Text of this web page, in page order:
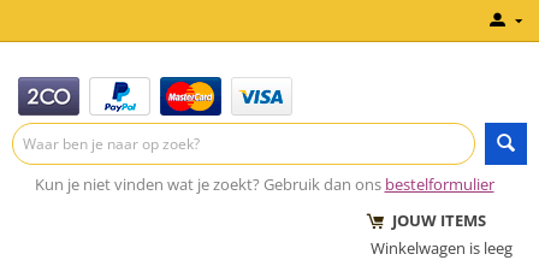
Kun je niet vinden wat je zoekt? Gebruik dan ons bestelformulier
JOUW ITEMS
Winkelwagen is leeg